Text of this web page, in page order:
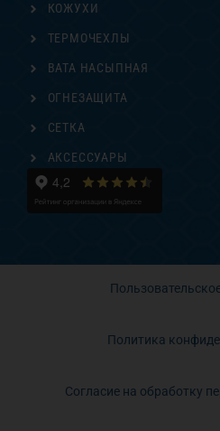
КОЖУХИ
ТЕРМОЧЕХЛЫ
ВАТА НАСЫПНАЯ
ОГНЕЗАЩИТА
СЕТКА
АКСЕССУАРЫ
Политика
Согласие на обработку